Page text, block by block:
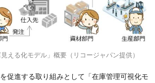
える化モデル」概要（リコージャパン提供）
促進する取り組みとして「在庫管理可視化モ